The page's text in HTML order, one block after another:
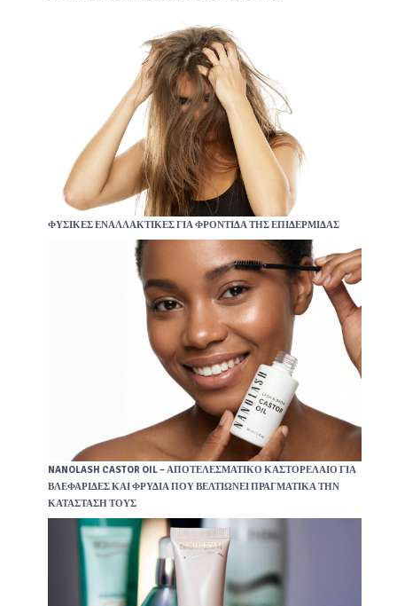
ΦΥΣΙΚΈΣ ΕΝΑΛΛΑΚΤΙΚΈΣ ΓΙΑ ΦΡΟΝΤΊΔΑ ΤΗΣ ΕΠΙΔΕΡΜΊΔΑΣ
NANOLASH CASTOR OIL – ΑΠΟΤΕΛΕΣΜΑΤΙΚΌ ΚΑΣΤΟΡΈΛΑΙΟ ΓΙΑ
ΒΛΕΦΑΡΊΔΕΣ ΚΑΙ ΦΡΎΔΙΑ ΠΟΥ ΒΕΛΤΙΏΝΕΙ ΠΡΑΓΜΑΤΙΚΆ ΤΗΝ
ΚΑΤΆΣΤΑΣΉ ΤΟΥΣ